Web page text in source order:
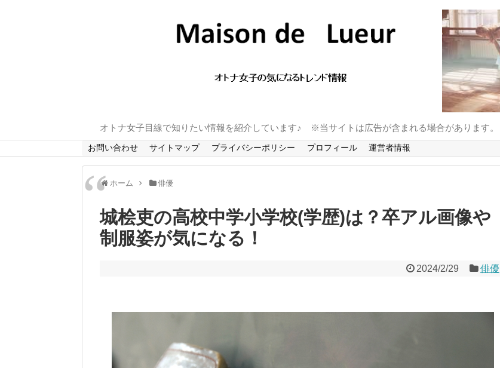
オトナ女子目線で知りたい情報を紹介しています♪ ※当サイトは広告が含まれる場合があります。
お問い合わせ サイトマップ プライバシーポリシー プロフィール 運営者情報
ホーム 俳優
城桧吏の高校中学小学校(学歴)は？卒アル画像や
制服姿が気になる！
2024/2/29 俳優